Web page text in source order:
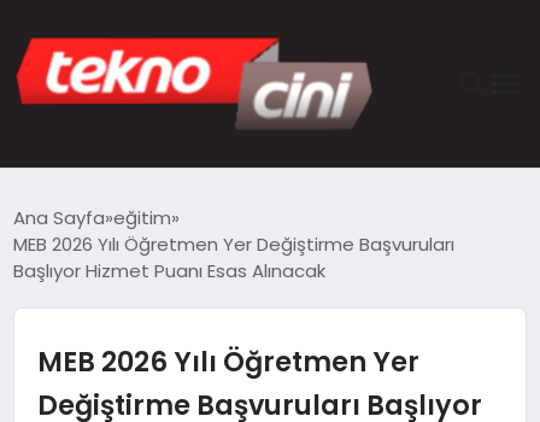
TEKNOLOJI
Ana Sayfa eğitim
MEB 2026 Yılı Öğretmen Yer Değiştirme Başvuruları
Başlıyor Hizmet Puanı Esas Alınacak
MEB 2026 Yılı Öğretmen Yer
Değiştirme Başvuruları Başlıyor